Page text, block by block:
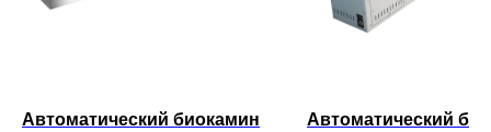
Автоматический биокамин
Автоматический